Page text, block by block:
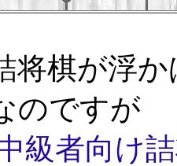
将棋が浮
のですが
級者向け